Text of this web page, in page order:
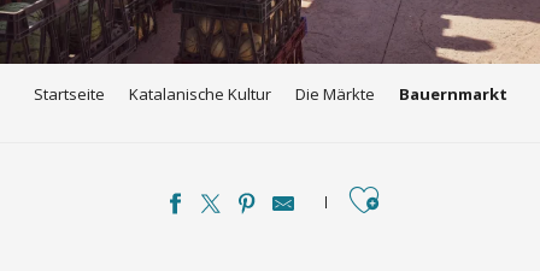
Startseite Katalanische Kultur Die Märkte Bauernmarkt
Ajouter aux